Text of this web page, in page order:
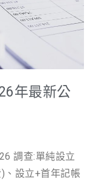
別是對於外國
新創公司還是
這份資產、避免
乏法律背景的
從複雜的尼斯
上琳瑯滿目的商
元的「純送
付了高昂的商
選擇了低價服
和金錢。這種資
年最新公
調查:單純設立
、設立+首年記帳